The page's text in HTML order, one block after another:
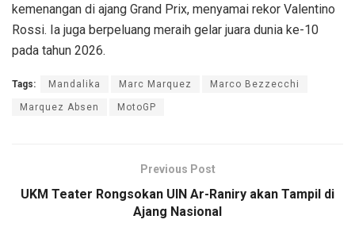
kemenangan di ajang Grand Prix, menyamai rekor Valentino
Rossi. Ia juga berpeluang meraih gelar juara dunia ke-10
pada tahun 2026.
Tags: Mandalika Marc Marquez Marco Bezzecchi
Marquez Absen MotoGP
Previous Post
UKM Teater Rongsokan UIN Ar-Raniry akan Tampil di
Ajang Nasional